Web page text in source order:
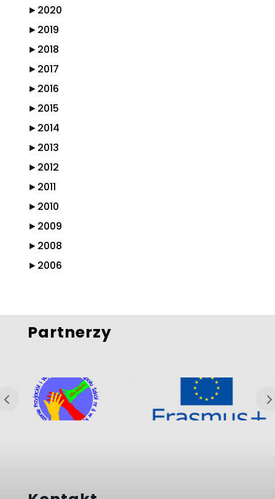
►2020
►2019
►2018
►2017
►2016
►2015
►2014
►2013
►2012
►2011
►2010
►2009
►2008
►2006
Partnerzy